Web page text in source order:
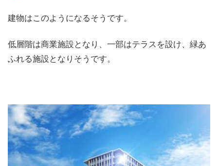
建物はこのようになるそうです。
低層階は商業施設となり、一部はテラスを設け、緑あ
ふれる施設となりそうです。